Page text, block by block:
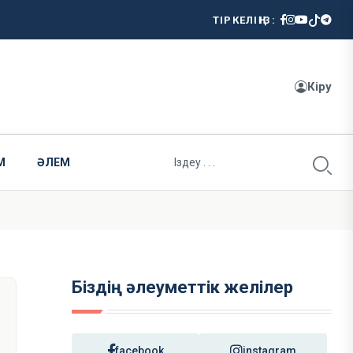
ТІРКЕЛІҢІЗ:
Кіру
ӘЛЕМ
Біздің әлеуметтік желілер